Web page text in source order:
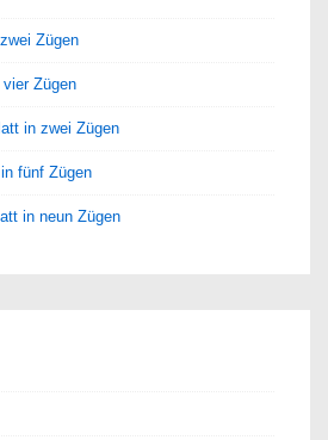
Zügen
Zügen
in zwei Zügen
fünf Zügen
in neun Zügen